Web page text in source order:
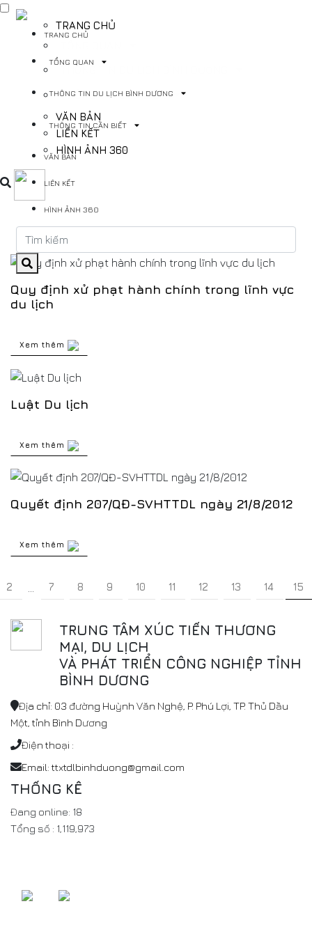
TRANG CHỦ
THÔNG TIN CẦN BIẾT
VĂN BẢN
LIÊN KẾT
HÌNH ẢNH 360
TRANG CHỦ
TỔNG QUAN
THÔNG TIN DU LỊCH BÌNH DƯƠNG
THÔNG TIN CẦN BIẾT
VĂN BẢN
LIÊN KẾT
HÌNH ẢNH 360
Quy định xử phạt hành chính trong lĩnh vực
du lịch
Xem thêm
Luật Du lịch
Xem thêm
Quyết định 207/QĐ-SVHTTDL ngày 21/8/2012
Xem thêm
2 7 8 9 10 11 12 13 14 15
TRUNG TÂM XÚC TIẾN THƯƠNG
MẠI, DU LỊCH
VÀ PHÁT TRIỂN CÔNG NGHIỆP TỈNH
BÌNH DƯƠNG
Địa chỉ: 03 đường Huỳnh Văn Nghệ, P. Phú Lợi, TP. Thủ Dầu
Một, tỉnh Bình Dương
Điện thoại :
Email: ttxtdlbinhduong@gmail.com
THỐNG KÊ
Đang online: 18
Tổng số : 1,119,973